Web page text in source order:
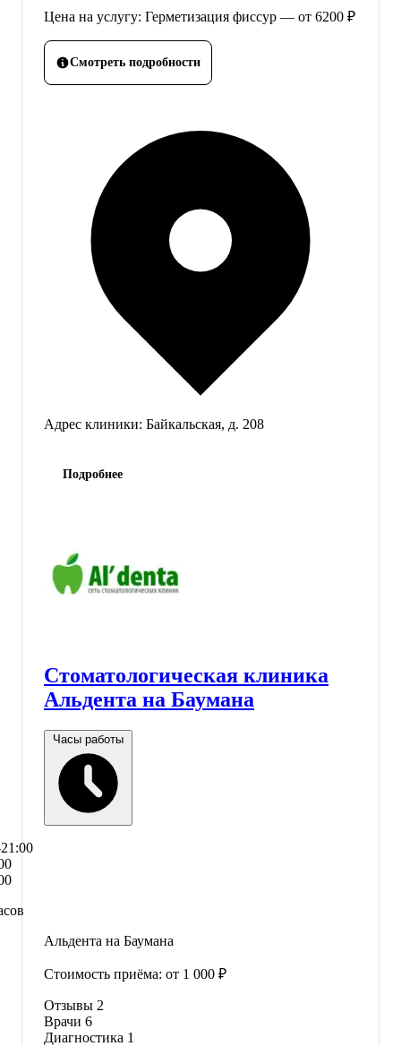
Цена на услугу: Герметизация фиссур — от 6200 ₽
Смотреть подробности
Адрес клиники: Байкальская, д. 208
Подробнее
Стоматологическая клиника
Альдента на Баумана
Часы работы
Альдента на Баумана
Стоимость приёма: от 1 000 ₽
Отзывы 2
Врачи 6
Диагностика 1